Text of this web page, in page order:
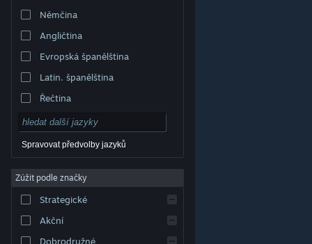
© Valve Corporation. Všechna práva vyhrazena.
příslušných subjektů v USA a dalších zemích.
Smlouva o užívání služby Steam
Cookies
Němčina
Angličtina
Evropská španělština
Latin. španělština
Řečtina
Spravovat předvolby jazyků
Zúžit podle značky
Strategické
Akční
Dobrodružné